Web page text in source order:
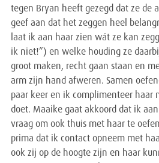
tegen Bryan heeft gezegd dat ze de
geef aan dat het zeggen heel
laat ik aan haar zien wát ze kan
ik niet!”) en welke houding ze
groot maken, recht gaan staan en
arm zijn hand afweren. Samen
paar keer en ik complimenteer haar
doet. Maaike gaat akkoord dat ik
vraag om ook thuis met haar te
prima dat ik contact opneem met
ook zij op de hoogte zijn en haar